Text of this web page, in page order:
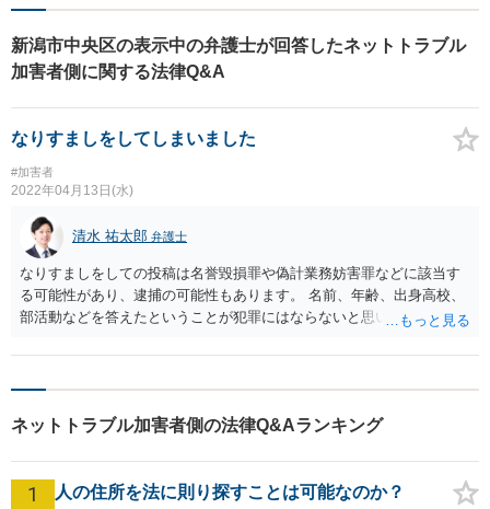
新潟市中央区の表示中の弁護士が回答したネットトラブル
加害者側に関する法律Q&A
なりすましをしてしまいました
#加害者
2022年04月13日(水)
清水 祐太郎 弁護士
なりすましをしての投稿は名誉毀損罪や偽計業務妨害罪などに該当す
る可能性があり、逮捕の可能性もあります。 名前、年齢、出身高校、
部活動などを答えたということが犯罪にはならないと思いますが、プ
しょう。 反省しているのであれば、早めに相手方に謝罪し、示談をす
ネットトラブル加害者側の法律Q&Aランキング
1 人の住所を法に則り探すことは可能なのか？